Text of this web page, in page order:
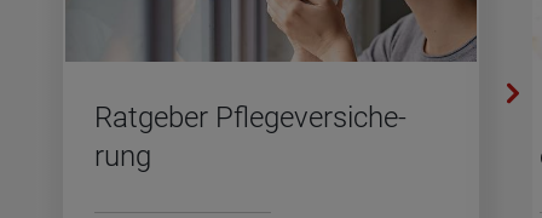
Rat­ge­ber Pfle­ge­ver­si­che­
rung